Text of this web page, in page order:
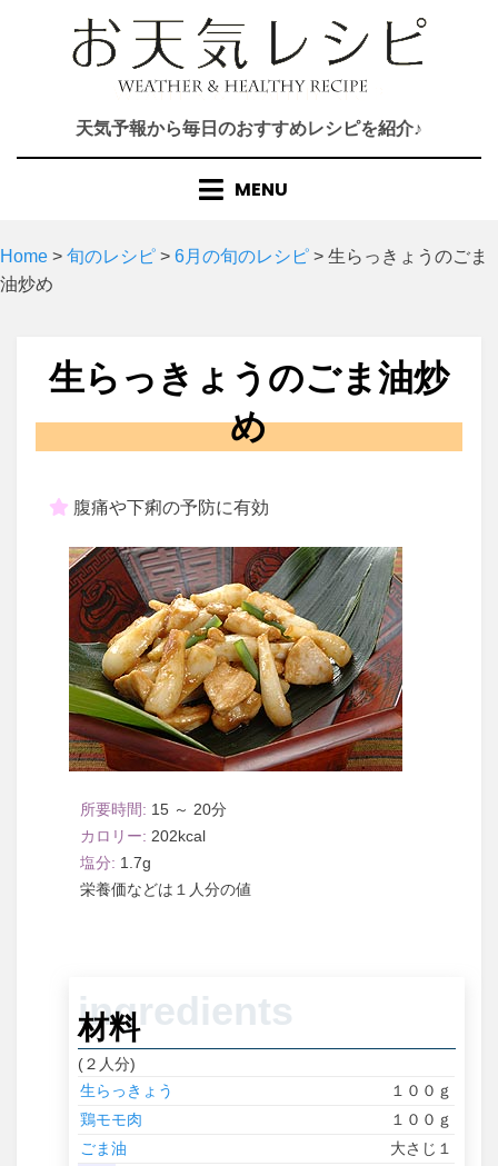
天気予報から毎日のおすすめレシピを紹介♪
MENU
Home > 旬のレシピ > 6月の旬のレシピ > 生らっきょうのごま
油炒め
生らっきょうのごま油炒
め
腹痛や下痢の予防に有効
15 ～ 20
202
1.7
１人分
材料
(２人分)
生らっきょう
１００ｇ
鶏モモ肉
１００ｇ
ごま油
大さじ１